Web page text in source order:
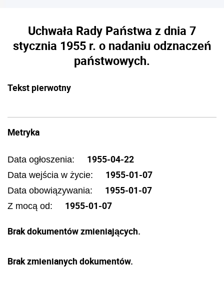
Uchwała Rady Państwa z dnia 7
stycznia 1955 r. o nadaniu odznaczeń
państwowych.
Tekst pierwotny
Metryka
Data ogłoszenia: 1955-04-22
Data wejścia w życie: 1955-01-07
Data obowiązywania: 1955-01-07
Z mocą od: 1955-01-07
Brak dokumentów zmieniających.
Brak zmienianych dokumentów.